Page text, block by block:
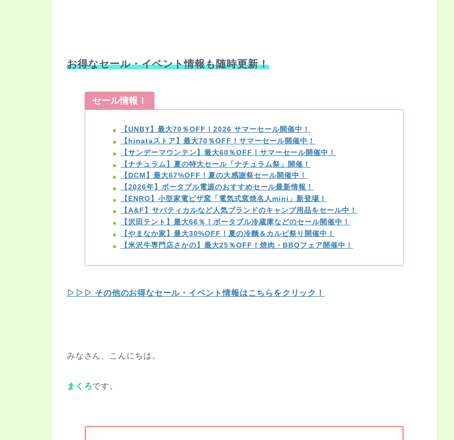
お得なセール・イベント情報も随時更新！
セール情報！
【UNBY】最大70％OFF！2026 サマーセール開催中！
【hinataストア】最大70％OFF！サマーセール開催中！
【サンデーマウンテン】最大60％OFF！サマーセール開催中！
【ナチュラム】夏の特大セール「ナチュラム祭」開催！
【DCM】最大67%OFF！夏の大感謝祭セール開催中！
【2026年】ポータブル電源のおすすめセール最新情報！
【ENRO】小型家電ピザ窯「電気式窯焼名人mini」新登場！
【A&F】サバティカルなど人気ブランドのキャンプ用品をセール中！
【沢田テント】最大66％！ポータブル冷蔵庫などのセール開催中！
【やまなか家】最大30%OFF！夏の冷麵＆カルビ祭り開催中！
【米沢牛専門店さかの】最大25％OFF！焼肉・BBQフェア開催中！
▷▷▷ その他のお得なセール・イベント情報はこちらをクリック！
みなさん、こんにちは。
まくろです。